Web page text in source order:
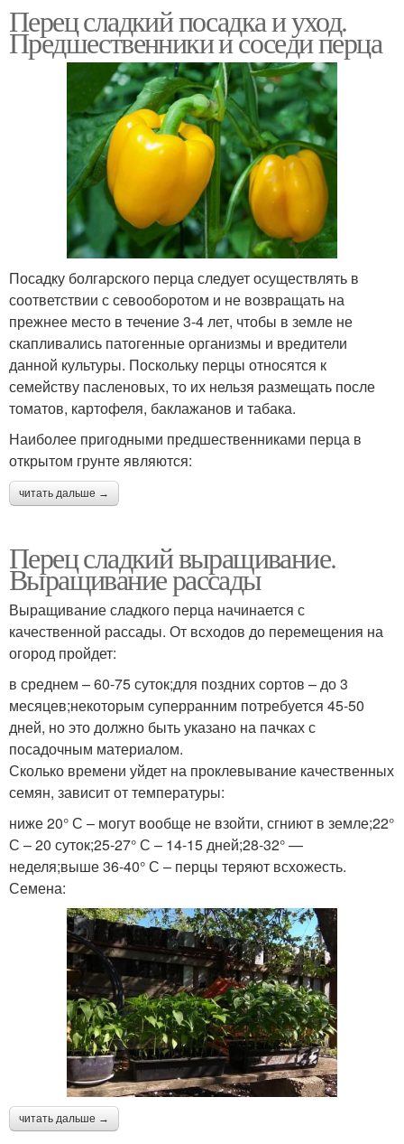
Перец сладкий посадка и уход.
Предшественники и соседи перца
Посадку болгарского перца следует осуществлять в
соответствии с севооборотом и не возвращать на
прежнее место в течение 3-4 лет, чтобы в земле не
скапливались патогенные организмы и вредители
данной культуры. Поскольку перцы относятся к
семейству пасленовых, то их нельзя размещать после
томатов, картофеля, баклажанов и табака.
Наиболее пригодными предшественниками перца в
открытом грунте являются:
читать дальше →
Перец сладкий выращивание.
Выращивание рассады
Выращивание сладкого перца начинается с
качественной рассады. От всходов до перемещения на
огород пройдет:
в среднем – 60-75 суток;для поздних сортов – до 3
месяцев;некоторым суперранним потребуется 45-50
дней, но это должно быть указано на пачках с
посадочным материалом.
Сколько времени уйдет на проклевывание качественных
семян, зависит от температуры:
ниже 20° С – могут вообще не взойти, сгниют в земле;22°
С – 20 суток;25-27° С – 14-15 дней;28-32° —
неделя;выше 36-40° С – перцы теряют всхожесть.
Семена:
читать дальше →